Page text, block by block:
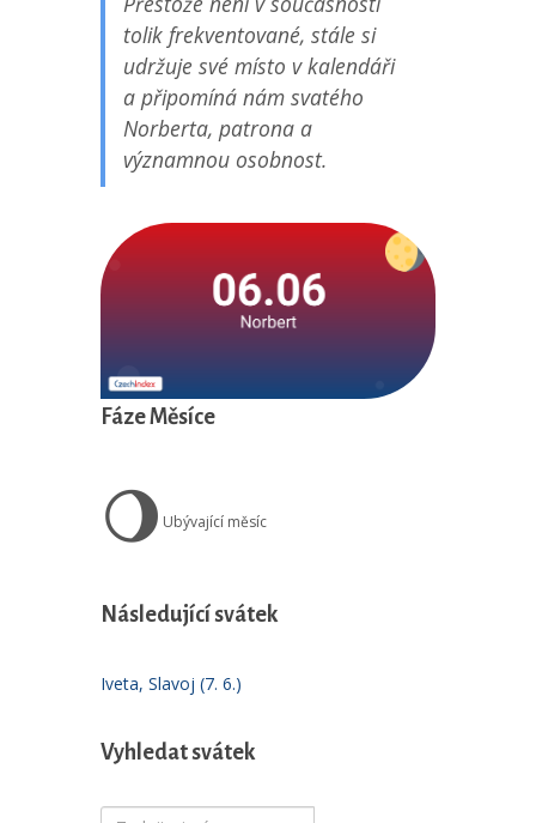
tolik frekventované, stále si
udržuje své místo v kalendáři
a připomíná nám svatého
Norberta, patrona a
významnou osobnost.
Fáze Měsíce
🌖 Ubývající měsíc
Následující svátek
Iveta, Slavoj (7. 6.)
Vyhledat svátek